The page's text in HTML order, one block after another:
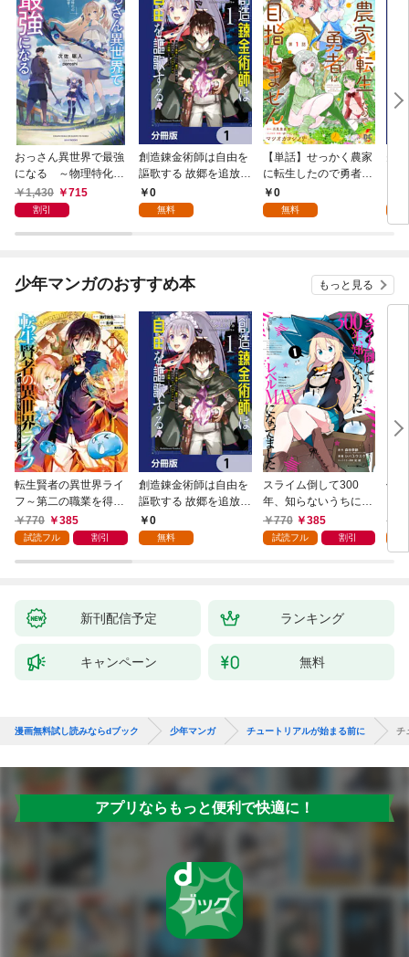
おっさん異世界で最強
になる ～物理特化の
覚醒者～
1,430 715
割引
創造錬金術師は自由を
謳歌する 故郷を追放さ
れたら、魔王のお膝元
で超絶効果のマジック
0
無料
【単話】せっかく農家
に転生したので勇者は
目指しません【第1
話】
0
無料
少年マンガのおすすめ本 もっと見る
転生賢者の異世界ライ
フ～第二の職業を得
て、世界最強になりま
した～ 1巻
770 385
試読フル 割引
創造錬金術師は自由を
謳歌する 故郷を追放さ
れたら、魔王のお膝元
で超絶効果のマジック
0
無料
スライム倒して300
年、知らないうちにレ
ベルMAXになってまし
た 1巻
770 385
試読フル 割引
信
新刊配信予定 ランキング
キャンペーン 無料
漫画無料試し読みならdブック 少年マンガ チュートリアルが始まる前に チ
アプリならもっと便利で快適に！